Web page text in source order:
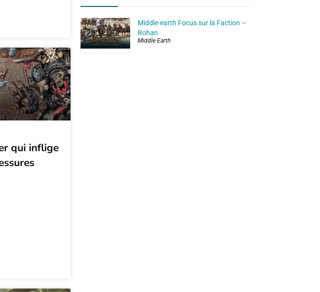
qui inflige
Middle-earth Focus sur la Faction –
Rohan
Middle Earth